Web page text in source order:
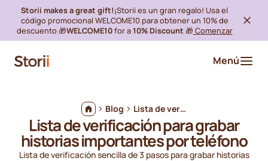
Storii makes a great gift!¡Storii es un gran regalo! Usa el
código promocional WELCOME10 para obtener un 10% de
descuento 🎁WELCOME10for a10% Discount 🎁 Comenzar
Menú
Blog Lista de verificación para grabar historias importantes por teléfono
Lista de verificación para grabar
historias importantes por teléfono
Lista de verificación sencilla de 3 pasos para grabar historias